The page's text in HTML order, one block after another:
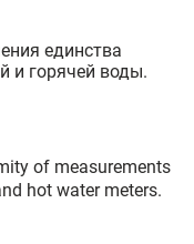
единства
и горячей воды.
of measurements
hot water meters.